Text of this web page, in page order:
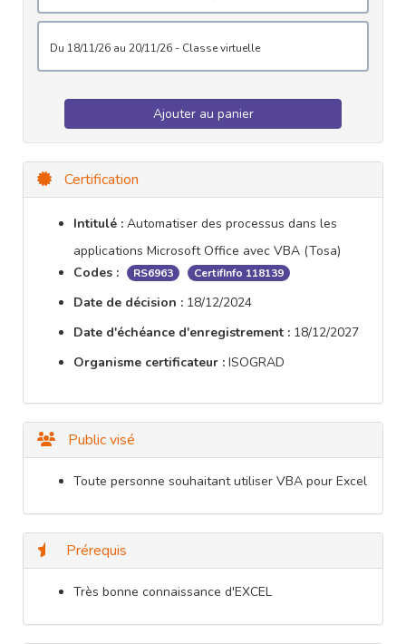
du 18/11/26 au 20/11/26 - Classe virtuelle
Ajouter au panier
Certification
Intitulé : Automatiser des processus dans les
applications Microsoft Office avec VBA (Tosa)
Codes :
RS6963 CertifInfo 118139
Date de décision : 18/12/2024
Date d'échéance d'enregistrement : 18/12/2027
Organisme certificateur : ISOGRAD
Public visé
Toute personne souhaitant utiliser VBA pour Excel
Prérequis
Très bonne connaissance d'EXCEL